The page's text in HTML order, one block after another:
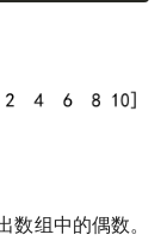
数组中的偶数。